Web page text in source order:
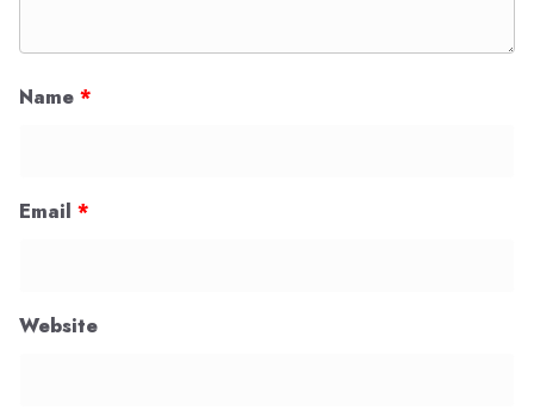
Name *
Email *
Website